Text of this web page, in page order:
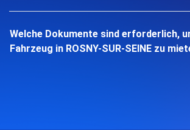
Welche Dokumente sind erforderlich,
Fahrzeug in ROSNY-SUR-SEINE zu